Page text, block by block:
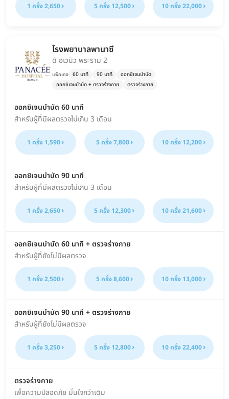
1 ครั้ง 2,650 5 ครั้ง 12,500 10 ครั้ง 22,000
โรงพยาบาลพานาซี
ดิ อเวนิว พระราม 2
แพ็กเกจ 60 นาที 90 นาที
ออกซิเจนบำบัด
ออกซิเจนบำบัด + ตรวจร่างกาย
ตรวจร่างกาย
ออกซิเจนบำบัด 60 นาที
สำหรับผู้ที่มีผลตรวจไม่เกิน 3 เดือน
1 ครั้ง 1,590 5 ครั้ง 7,800 10 ครั้ง 12,200
ออกซิเจนบำบัด 90 นาที
สำหรับผู้ที่มีผลตรวจไม่เกิน 3 เดือน
1 ครั้ง 2,650 5 ครั้ง 12,300 10 ครั้ง 21,600
ออกซิเจนบำบัด 60 นาที + ตรวจร่างกาย
สำหรับผู้ที่ยังไม่มีผลตรวจ
1 ครั้ง 2,500 5 ครั้ง 8,600 10 ครั้ง 13,000
ออกซิเจนบำบัด 90 นาที + ตรวจร่างกาย
สำหรับผู้ที่ยังไม่มีผลตรวจ
1 ครั้ง 3,250 5 ครั้ง 12,800 10 ครั้ง 22,400
ตรวจร่างกาย
เพื่อความปลอดภัย มั่นใจกว่าเดิม